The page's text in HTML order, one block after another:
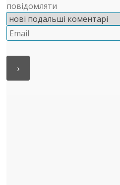
повідомляти